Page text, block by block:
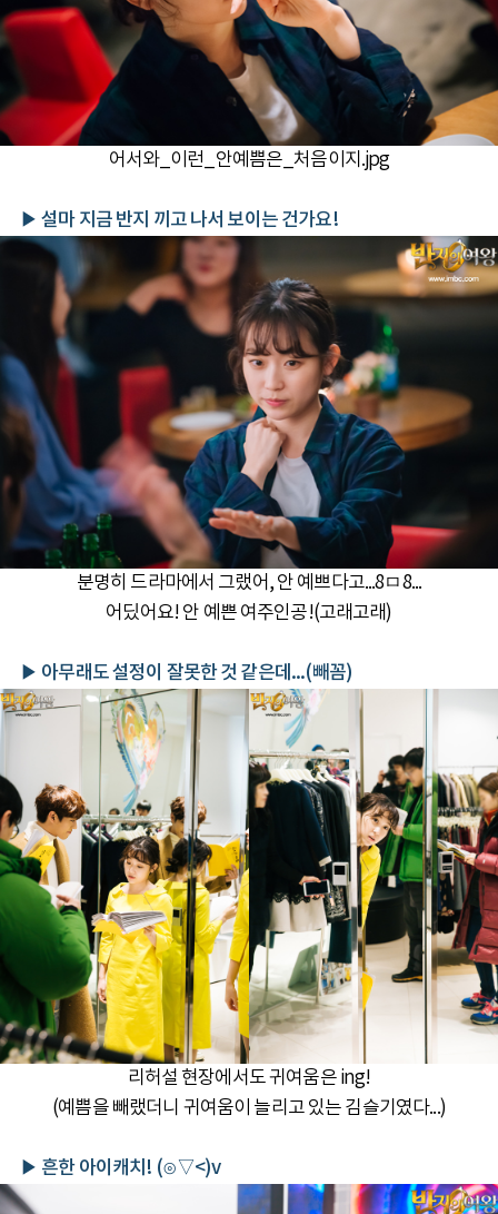
어서와_이런_안예쁨은_처음이지.jpg
▶ 설마 지금 반지 끼고 나서 보이는 건가요!
분명히 드라마에서 그랬어, 안 예쁘다고...8ㅁ8...
어딨어요! 안 예쁜 여주인공!(고래고래)
▶ 아무래도 설정이 잘못한 것 같은데...(빼꼼)
리허설 현장에서도 귀여움은 ing!
(예쁨을 빼랬더니 귀여움이 늘리고 있는 김슬기였다...)
▶ 흔한 아이캐치! (⊙▽<)v